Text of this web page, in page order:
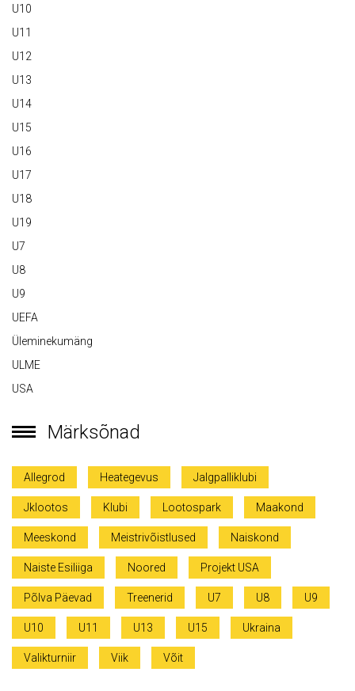
U10
U11
U12
U13
U14
U15
U16
U17
U18
U19
U7
U8
U9
UEFA
Üleminekumäng
ULME
USA
Märksõnad
Allegrod Heategevus Jalgpalliklubi
Jklootos Klubi Lootospark Maakond
Meeskond Meistrivõistlused Naiskond
Naiste Esiliiga Noored Projekt USA
Põlva Päevad Treenerid U7 U8 U9
U10 U11 U13 U15 Ukraina
Valikturniir Viik Võit